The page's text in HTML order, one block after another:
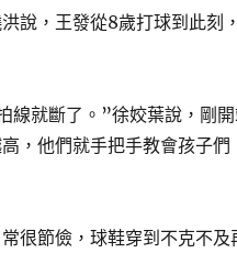
說，王發從8歲打球到此刻
線就斷了。”徐姣葉說，剛
，他們就手把手教會孩子們
很節儉，球鞋穿到不克不及